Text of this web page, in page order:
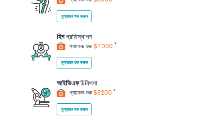
মূল্যায়ন শুরু করুন
হিপপ্রতিস্থাপন
প্যাকেজ শুরু$4000 *
মূল্যায়ন শুরু করুন
আইভিএফচিকিৎসা
প্যাকেজ শুরু$3200 *
মূল্যায়ন শুরু করুন